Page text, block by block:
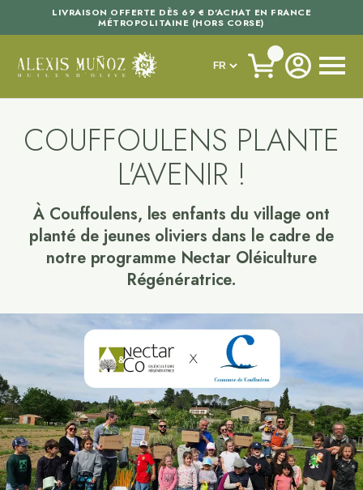
LIVRAISON OFFERTE DÈS 69 € D'ACHAT EN FRANCE
MÉTROPOLITAINE (HORS CORSE)
COUFFOULENS PLANTE
L'AVENIR !
À Couffoulens, les enfants du village ont
planté de jeunes oliviers dans le cadre de
notre programme Nectar Oléiculture
Régénératrice.